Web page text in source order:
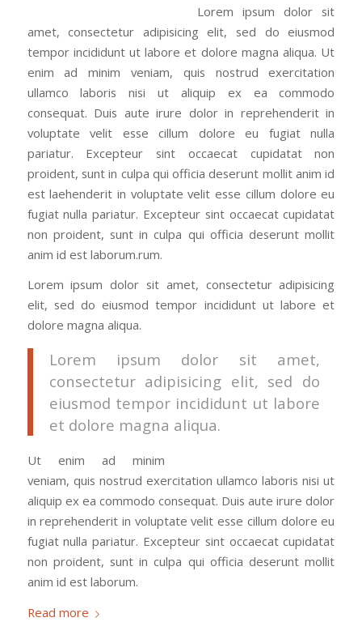
Lorem ipsum dolor sit
amet, consectetur adipisicing elit, sed do eiusmod
tempor incididunt ut labore et dolore magna aliqua. Ut
enim ad minim veniam, quis nostrud exercitation
ullamco laboris nisi ut aliquip ex ea commodo
consequat. Duis aute irure dolor in reprehenderit in
voluptate velit esse cillum dolore eu fugiat nulla
pariatur. Excepteur sint occaecat cupidatat non
proident, sunt in culpa qui officia deserunt mollit anim id
est laehenderit in voluptate velit esse cillum dolore eu
fugiat nulla pariatur. Excepteur sint occaecat cupidatat
non proident, sunt in culpa qui officia deserunt mollit
anim id est laborum.rum.
Lorem ipsum dolor sit amet, consectetur adipisicing
elit, sed do eiusmod tempor incididunt ut labore et
dolore magna aliqua.
Lorem ipsum dolor sit amet,
consectetur adipisicing elit, sed do
eiusmod tempor incididunt ut labore
et dolore magna aliqua.
Ut enim ad minim
veniam, quis nostrud exercitation ullamco laboris nisi ut
aliquip ex ea commodo consequat. Duis aute irure dolor
in reprehenderit in voluptate velit esse cillum dolore eu
fugiat nulla pariatur. Excepteur sint occaecat cupidatat
non proident, sunt in culpa qui officia deserunt mollit
anim id est laborum.
Read more